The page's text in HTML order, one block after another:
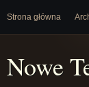
Strona główna
Nowe